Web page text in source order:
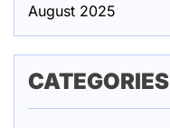
August 2025
CATEGORIES